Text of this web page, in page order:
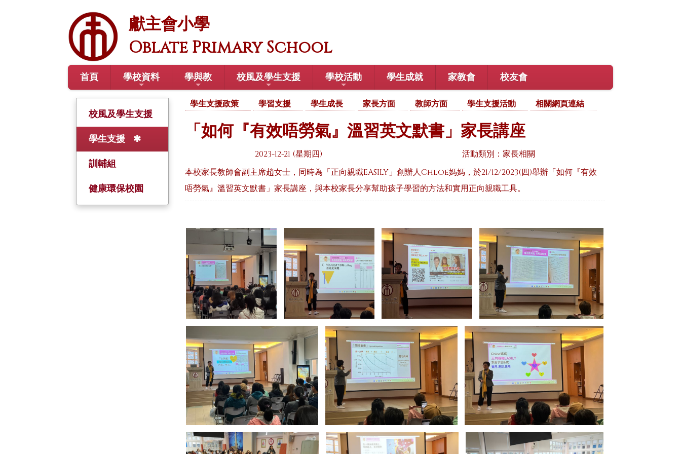
獻主會小學
Oblate Primary School
首頁 學校資料 學與教 校風及學生支援 學校活動 學生成就 家教會 校友會
校風及學生支援
學生支援
訓輔組
健康環保校園
學生支援政策 學習支援 學生成長 家長方面 教師方面 學生支援活動 相關網頁連結
「如何『有效唔勞氣』溫習英文默書」家長講座
2023-12-21 (星期四)
活動類別：家長相關
本校家長教師會副主席趙女士，同時為「正向親職EASILY」創辦人Chloe媽媽，於21/12/2023(四)舉辦「如何『有效
唔勞氣』溫習英文默書」家長講座，與本校家長分享幫助孩子學習的方法和實用正向親職工具。